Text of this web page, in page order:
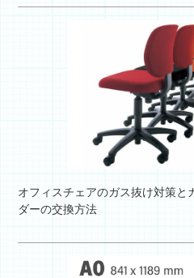
オフィスチェアのガス抜け対策と
ダーの交換方法